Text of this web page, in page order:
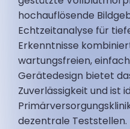
hochauflösende
Echtzeitanalyse für
Erkenntnisse
wartungsfreien,
Gerätedesign bietet
Zuverlässigkeit und ist
dezentrale Teststellen.